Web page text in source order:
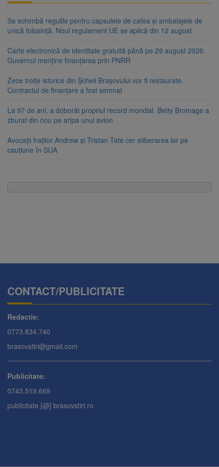
Se schimbă regulile pentru capsulele de cafea și ambalajele de
unică folosință. Noul regulament UE se aplică din 12 august
Carte electronică de identitate gratuită până pe 29 august 2026.
Guvernul menține finanțarea prin PNRR
Zece troițe istorice din Șcheii Brașovului vor fi restaurate.
Contractul de finanțare a fost semnat
La 97 de ani, a doborât propriul record mondial. Betty Bromage a
zburat din nou pe aripa unui avion
Avocații fraților Andrew și Tristan Tate cer eliberarea lor pe
cauțiune în SUA
CONTACT/PUBLICITATE
Redactie:
0773.834.740
brasovstiri@gmail.com
Publicitate:
0743.519.669
publicitate [@] brasovstiri.ro